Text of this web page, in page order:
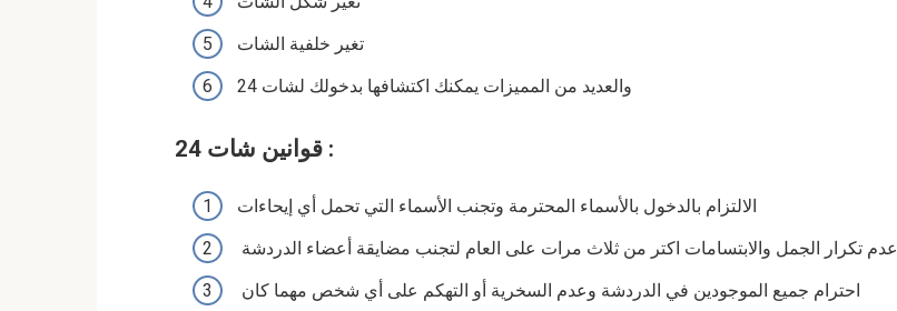
تغير خلفية الشات
والعديد من المميزات يمكنك اكتشافها بدخولك لشات 24
قوانين شات 24 :
الالتزام بالدخول بالأسماء المحترمة وتجنب الأسماء التي تحمل أي إيحاءات
عدم تكرار الجمل والابتسامات اكتر من ثلاث مرات على العام لتجنب مضايقة أعضاء الدردشة
احترام جميع الموجودين في الدردشة وعدم السخرية أو التهكم على أي شخص مهما كان